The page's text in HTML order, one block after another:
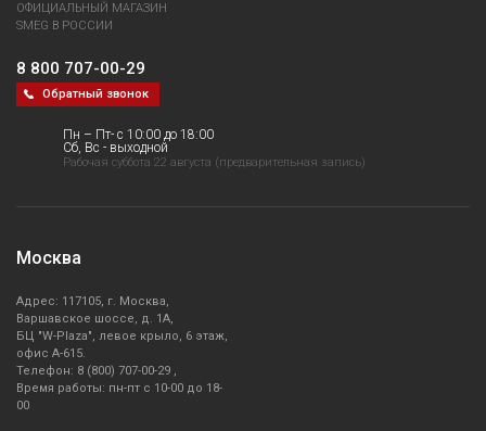
ОФИЦИАЛЬНЫЙ МАГАЗИН
SMEG В РОССИИ
8 800 707-00-29
Обратный звонок
Пн – Пт- с 10:00 до 18:00
Сб, Вс - выходной
Рабочая суббота 22 августа (предварительная запись)
Москва
Адрес: 117105, г. Москва,
Варшавское шоссе, д. 1А,
БЦ "W-Plaza", левое крыло, 6 этаж,
офис А-615.
Телефон: 8 (800) 707-00-29 ,
Время работы: пн-пт с 10-00 до 18-
00